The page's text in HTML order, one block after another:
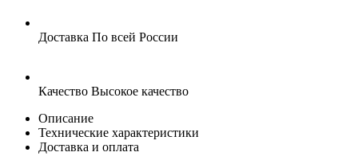
Доставка По всей России
Качество Высокое качество
Описание
Технические характеристики
Доставка и оплата